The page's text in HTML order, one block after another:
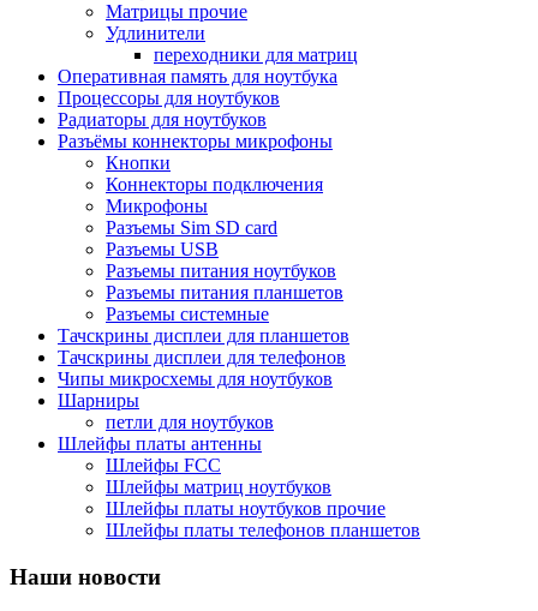
Матрицы прочие
Удлинители
переходники для матриц
Оперативная память для ноутбука
Процессоры для ноутбуков
Радиаторы для ноутбуков
Разъёмы коннекторы микрофоны
Кнопки
Коннекторы подключения
Микрофоны
Разъемы Sim SD card
Разъемы USB
Разъемы питания ноутбуков
Разъемы питания планшетов
Разъемы системные
Тачскрины дисплеи для планшетов
Тачскрины дисплеи для телефонов
Чипы микросхемы для ноутбуков
Шарниры
петли для ноутбуков
Шлейфы платы антенны
Шлейфы FCC
Шлейфы матриц ноутбуков
Шлейфы платы ноутбуков прочие
Шлейфы платы телефонов планшетов
Наши новости